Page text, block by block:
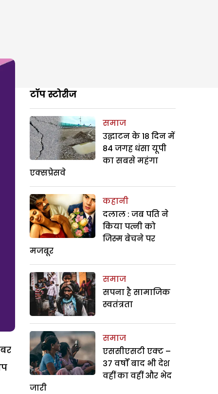
टॉप स्टोरीज
समाज
उद्घाटन के 18 दिन में
84 जगह धंसा यूपी
का सबसे महंगा
एक्सप्रेसवे
कहानी
दलाल : जब पति ने
किया पत्नी को
जिस्म बेचने पर
मजबूर
समाज
सपना है सामाजिक
स्वतंत्रता
समाज
एससीएसटी एक्ट –
37 वर्षों बाद भी देश
वहीं का वहीं और भेद
जारी